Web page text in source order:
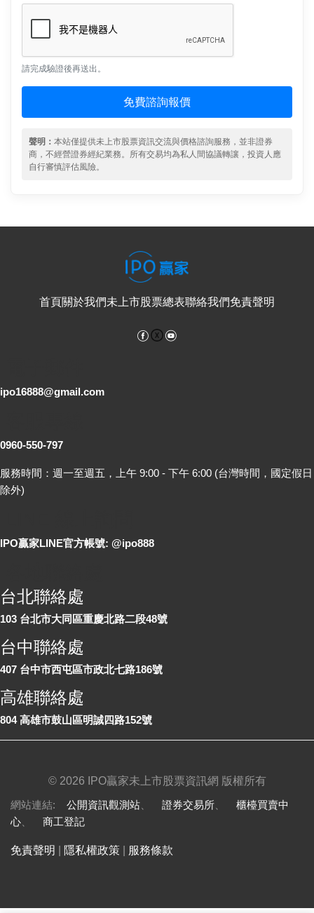
請完成驗證後再送出。
免費諮詢報價
聲明： 本站僅提供未上市股票資訊交流與價格諮詢服務，並非證券
商，不經營證券經紀業務。所有交易均為私人間協議轉讓，投資人應
自行審慎評估風險。
首頁關於我們未上市股票總表聯絡我們免責聲明
Facebook
ipo16888@gmail.com
0960-550-797
服務時間：週一至週五，上午 9:00 - 下午 6:00 (台灣時間，國定假日
除外)
IPO贏家LINE官方帳號: @ipo888
台北聯絡處
103 台北市大同區重慶北路二段48號
台中聯絡處
407 台中市西屯區市政北七路186號
高雄聯絡處
804 高雄市鼓山區明誠四路152號
© 2026 IPO贏家未上市股票資訊網 版權所有
網站連結: 公開資訊觀測站 證券交易所
櫃檯買賣中
心
商工登記
免責聲明 隱私權政策 服務條款